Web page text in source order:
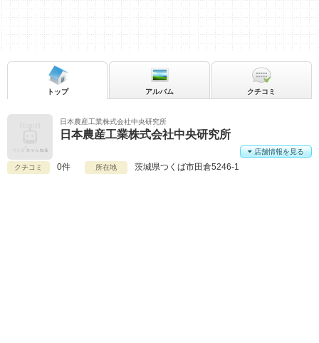
日本農産工業株式会社中央研究所
日本農産工業株式会社中央研究所
クチコミ 0件 所在地 茨城県つくば市田倉5246-1
店舗情報を見る
トップ アルバム クチコミ